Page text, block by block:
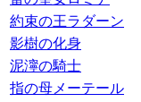
約束の王ラダーン
影樹の化身
泥濘の騎士
指の母メーテール